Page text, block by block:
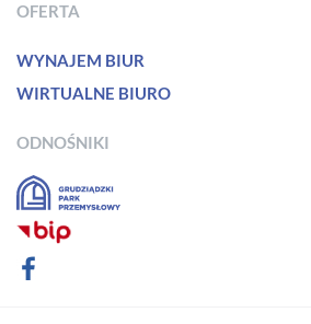
OFERTA
WYNAJEM BIUR
WIRTUALNE BIURO
ODNOŚNIKI